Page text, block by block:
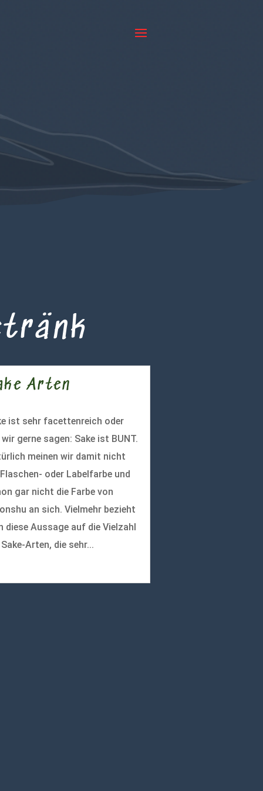
Arten
ist sehr facettenreich oder
gerne sagen: Sake ist BUNT.
meinen wir damit nicht
oder Labelfarbe und
gar nicht die Farbe von
an sich. Vielmehr bezieht
diese Aussage auf die Vielzahl
Arten, die sehr...